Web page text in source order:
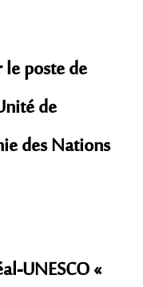
poste de
de
des Nations
UNESCO «